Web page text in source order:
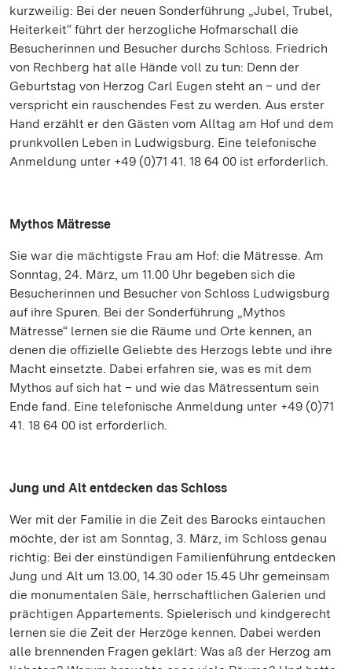
kurzweilig: Bei der neuen Sonderführung „Jubel, Trubel,
Heiterkeit“ führt der herzogliche Hofmarschall die
Besucherinnen und Besucher durchs Schloss. Friedrich
von Rechberg hat alle Hände voll zu tun: Denn der
Geburtstag von Herzog Carl Eugen steht an – und der
verspricht ein rauschendes Fest zu werden. Aus erster
Hand erzählt er den Gästen vom Alltag am Hof und dem
prunkvollen Leben in Ludwigsburg. Eine telefonische
Anmeldung unter +49 (0)71 41. 18 64 00 ist erforderlich.
Mythos Mätresse
Sie war die mächtigste Frau am Hof: die Mätresse. Am
Sonntag, 24. März, um 11.00 Uhr begeben sich die
Besucherinnen und Besucher von Schloss Ludwigsburg
auf ihre Spuren. Bei der Sonderführung „Mythos
Mätresse“ lernen sie die Räume und Orte kennen, an
denen die offizielle Geliebte des Herzogs lebte und ihre
Macht einsetzte. Dabei erfahren sie, was es mit dem
Mythos auf sich hat – und wie das Mätressentum sein
Ende fand. Eine telefonische Anmeldung unter +49 (0)71
41. 18 64 00 ist erforderlich.
Jung und Alt entdecken das Schloss
Wer mit der Familie in die Zeit des Barocks eintauchen
möchte, der ist am Sonntag, 3. März, im Schloss genau
richtig: Bei der einstündigen Familienführung entdecken
Jung und Alt um 13.00, 14.30 oder 15.45 Uhr gemeinsam
die monumentalen Säle, herrschaftlichen Galerien und
prächtigen Appartements. Spielerisch und kindgerecht
lernen sie die Zeit der Herzöge kennen. Dabei werden
alle brennenden Fragen geklärt: Was aß der Herzog am